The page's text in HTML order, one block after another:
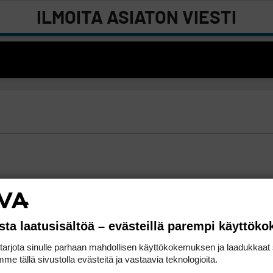
ILMOITA ASIATON VIESTI
laatusisältöä – evästeillä parempi
sinulle parhaan mahdollisen käyttökokemuksen ja laadukkaat
tällä sivustolla evästeitä ja vastaavia teknologioita.